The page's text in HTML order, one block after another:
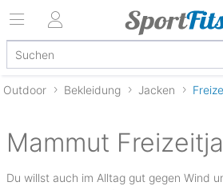
Outdoor Bekleidung Jacken
Mammut
Du willst auch im Alltag gut gegen Wind